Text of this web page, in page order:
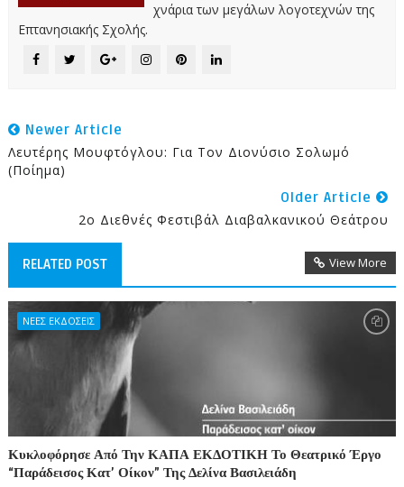
χνάρια των μεγάλων λογοτεχνών της
Επτανησιακής Σχολής.
Newer Article
Λευτέρης Μουφτόγλου: Για Τον Διονύσιο Σολωμό
(ποίημα)
Older Article
2ο Διεθνές Φεστιβάλ Διαβαλκανικού Θεάτρου
RELATED POST View More
ΝΕΕΣ ΕΚΔΟΣΕΙΣ
Κυκλοφόρησε Από Την ΚΑΠΑ ΕΚΔΟΤΙΚΗ Το Θεατρικό Έργο
“Παράδεισος Κατ’ Οίκον” Της Δελίνα Βασιλειάδη